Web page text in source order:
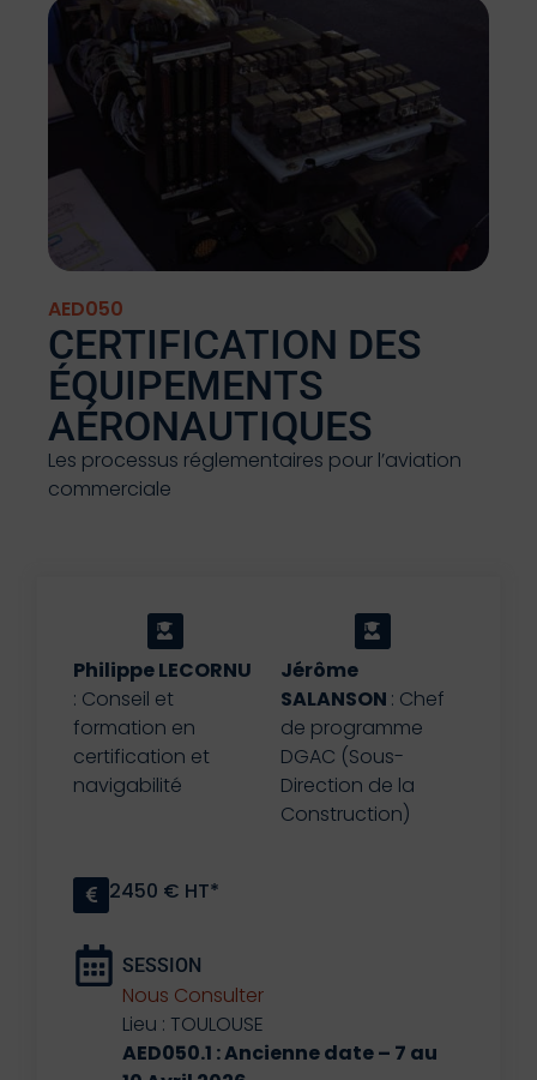
AED050
CERTIFICATION DES
ÉQUIPEMENTS
AÉRONAUTIQUES
Les processus réglementaires pour l’aviation
commerciale
Philippe LECORNU
: Conseil et
formation en
certification et
navigabilité
Jérôme
SALANSON : Chef
de programme
DGAC (Sous-
Direction de la
Construction)
2450 € HT*
SESSION
Nous Consulter
Lieu : TOULOUSE
AED050.1 : Ancienne date – 7 au